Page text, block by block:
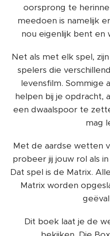
oorsprong te
meedoen is namelijk
nou eigenlijk bent en
Net als met elk spel,
spelers die
levensfilm. Sommige
helpen bij je opdracht,
een dwaalspoor te
mag
Met de aardse wetten
probeer jij jouw rol als
Dat spel is de Matrix.
Matrix worden
Dit boek laat je de